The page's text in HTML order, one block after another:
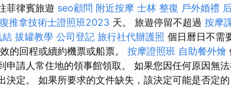
菲律賓旅遊 seo顧問 附近按摩 士林 整復 戶外婚禮
推拿技術士證照班2023 天。 旅遊停留不超過 按摩
結 拔罐教學 公司登記 旅行社代辦護照 個日曆日不需
的回程或續約機票或船票。 按摩證照班 自助餐外燴
申請人常住地的領事館領取。 如果您因任何原因無法
決定。 如果所要求的文件缺失，該決定可能是否定